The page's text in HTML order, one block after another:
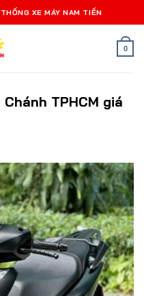
XE MÁY NAM TIẾN
0
TPHCM giá